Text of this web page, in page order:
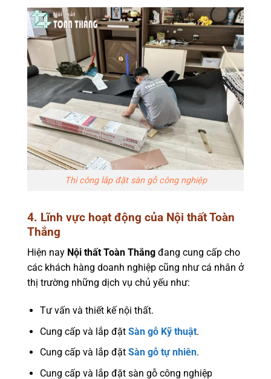
Thi công lắp đặt sàn gỗ công nghiệp
4. Lĩnh vực hoạt động của Nội thất Toàn
Thắng
Hiện nay Nội thất Toàn Thắng đang cung cấp cho
các khách hàng doanh nghiệp cũng như cá nhân ở
thị trường những dịch vụ chủ yếu như:
Tư vấn và thiết kế nội thất.
Cung cấp và lắp đặt Sàn gỗ Kỹ thuật.
Cung cấp và lắp đặt Sàn gỗ tự nhiên.
Cung cấp và lắp đặt sàn gỗ công nghiệp